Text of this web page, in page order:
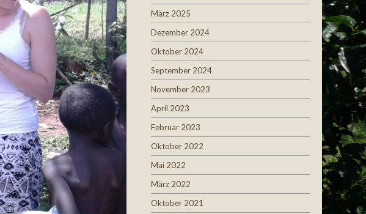
März 2025
Dezember 2024
Oktober 2024
September 2024
November 2023
April 2023
Februar 2023
Oktober 2022
Mai 2022
März 2022
Oktober 2021